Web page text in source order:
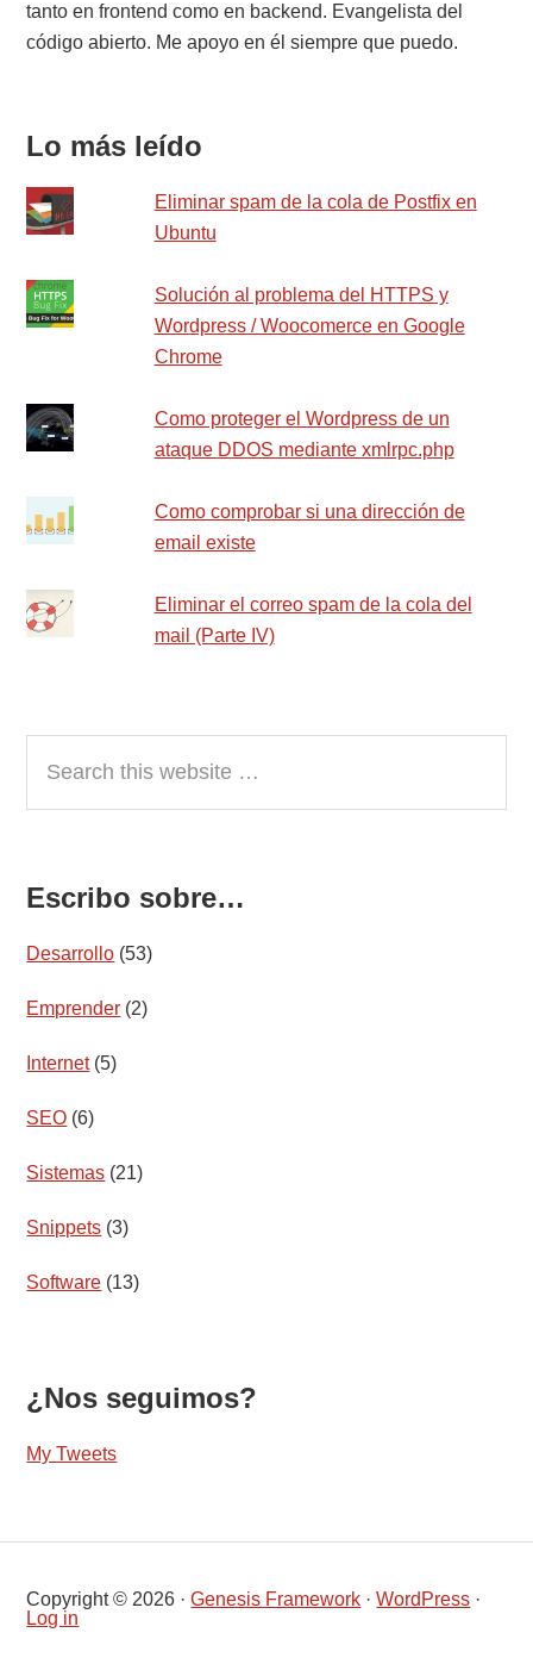
tanto en frontend como en backend. Evangelista del
código abierto. Me apoyo en él siempre que puedo.
Lo más leído
Eliminar spam de la cola de Postfix en
Ubuntu
Solución al problema del HTTPS y
Wordpress / Woocomerce en Google
Chrome
Como proteger el Wordpress de un
ataque DDOS mediante xmlrpc.php
Como comprobar si una dirección de
email existe
Eliminar el correo spam de la cola del
mail (Parte IV)
this
website
Escribo sobre…
Desarrollo (53)
Emprender (2)
Internet(5)
SEO (6)
Sistemas (21)
Snippets (3)
Software (13)
¿Nos seguimos?
My Tweets
Copyright © 2026 ·Genesis Framework ·WordPress ·
Log in